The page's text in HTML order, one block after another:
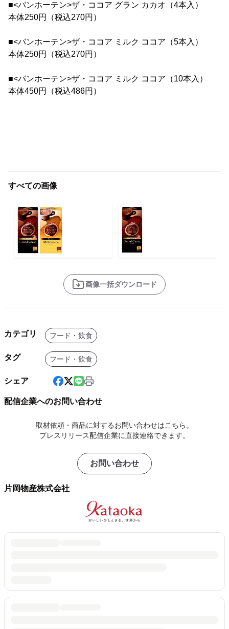
■<バンホーテン>ザ・ココア グラン カカオ（4本入）
本体250円（税込270円）
■<バンホーテン>ザ・ココア ミルク ココア（5本入）
本体250円（税込270円）
■<バンホーテン>ザ・ココア ミルク ココア（10本入）
本体450円（税込486円）
すべての画像
画像一括ダウンロード
カテゴリ フード・飲食
タグ フード・飲食
シェア
配信企業へのお問い合わせ
取材依頼・商品に対するお問い合わせはこちら。
プレスリリース配信企業に直接連絡できます。
お問い合わせ
片岡物産株式会社